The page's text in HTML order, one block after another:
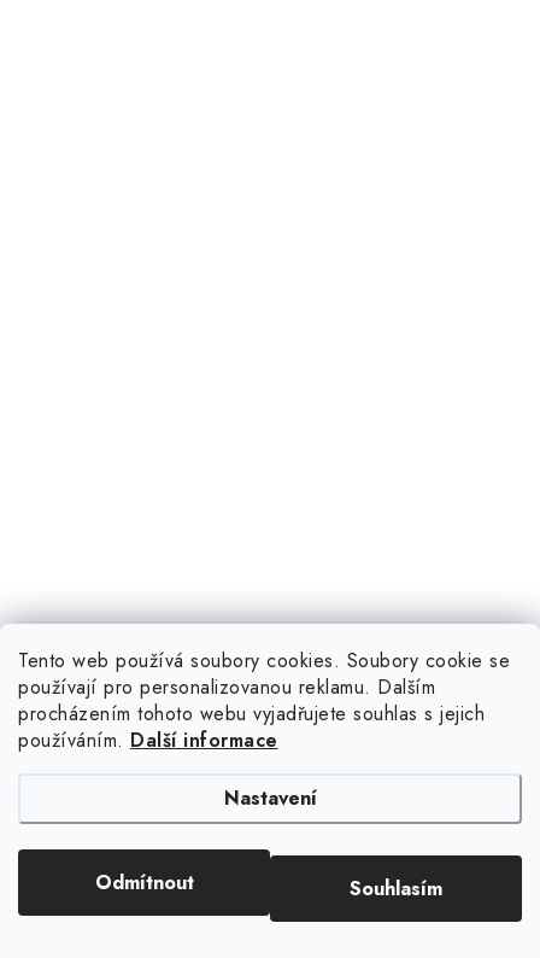
Tento web používá soubory cookies. Soubory cookie se
používají pro personalizovanou reklamu. Dalším
procházením tohoto webu vyjadřujete souhlas s jejich
používáním. Další informace
Nastavení
Odmítnout Souhlasím